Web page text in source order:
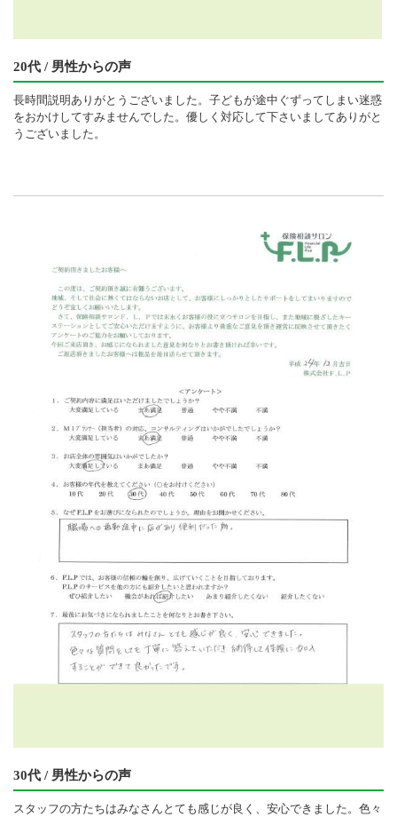
20代 / 男性からの声
長時間説明ありがとうございました。子どもが途中ぐずってしまい迷惑
をおかけしてすみませんでした。優しく対応して下さいましてありがと
うございました。
30代 / 男性からの声
スタッフの方たちはみなさんとても感じが良く、安心できました。色々